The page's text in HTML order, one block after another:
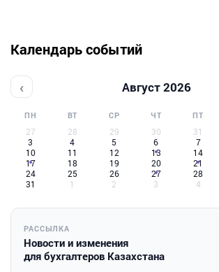
Календарь событий
‹ Август 2026
ПН ВТ СР ЧТ ПТ
27 28 29 30 31
3
4 5 6 7
10
11 12 13 14
17
18 19 20 21
24
25 26 27 28
31
1 2 3 4
РАССЫЛКА
Новости и изменения
для бухгалтеров Казахстана